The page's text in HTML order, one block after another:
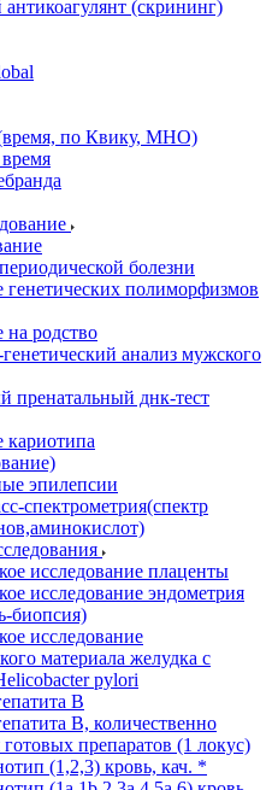
(скрининг)
по Квику, МНО)
болезни
генетических полиморфизмов
на родство
анализ мужского
пренатальный днк-тест
кариотипа
эпилепсии
спектрометрия(спектр
исследование плаценты
исследование эндометрия
биопсия)
исследование
материала желудка с
pylori
B
B, количественно
препаратов (1 локус)
(1,2,3) кровь, кач. *